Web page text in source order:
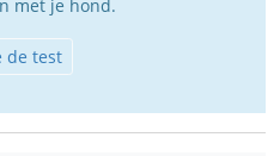
met je hond.
de test